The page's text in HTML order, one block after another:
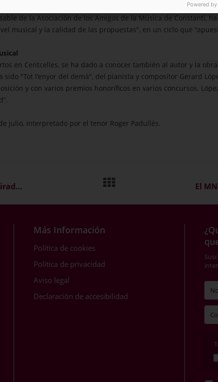
de la Asociación de los Amigos de la Música de Constantí,
musical y la calidad de las propuestas", en un ciclo que
en Centcelles, se ha dado a conocer también al autor y la
"Tot l'enyor del demà", del pianista y compositor Gerard
y con varios premios honoríficos en varios concursos.
julio, interpretado por el tenor Roger Padullés.
El MNAT estrena nueva imagen corporativa inspirada en la arquitectura y vida urbana de Tárraco
Más Información
Política de cookies
Política de privacidad
Aviso legal
Declaración de accesibilidad
Powered by